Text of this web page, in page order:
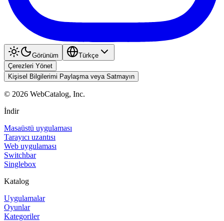
Görünüm
Türkçe
Çerezleri Yönet
Kişisel Bilgilerimi Paylaşma veya Satmayın
© 2026 WebCatalog, Inc.
İndir
Masaüstü uygulaması
Tarayıcı uzantısı
Web uygulaması
Switchbar
Singlebox
Katalog
Uygulamalar
Oyunlar
Kategoriler